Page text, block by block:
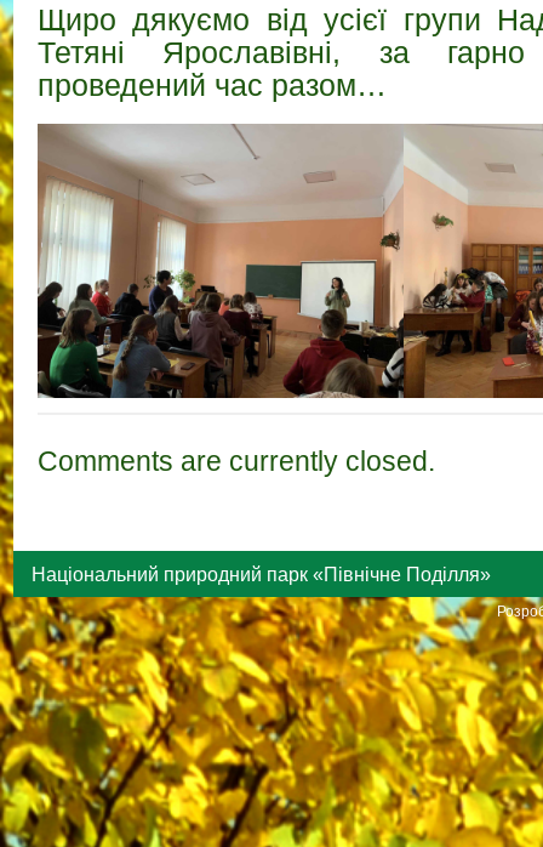
Щиро дякуємо від усієї групи
Тетяні Ярославівні, за
проведений час разом…
Comments are currently closed.
Національний природний парк «Північне Поділля»